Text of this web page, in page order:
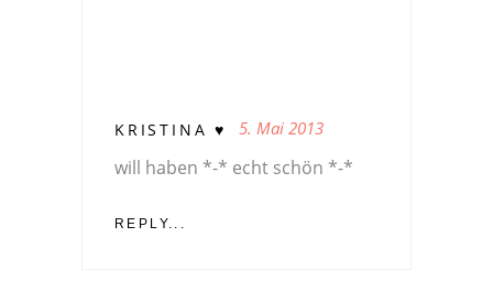
KRISTINA ♥ 5. Mai 2013
will haben *-* echt schön *-*
REPLY...